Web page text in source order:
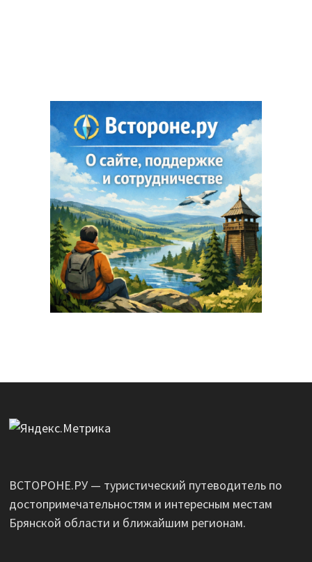
ВСТОРОНЕ.РУ — туристический путеводитель по
достопримечательностям и интересным местам
Брянской области и ближайшим регионам.